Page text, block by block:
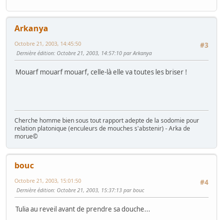
Arkanya
#3
Octobre 21, 2003, 14:45:50
Dernière édition: Octobre 21, 2003, 14:57:10 par Arkanya
Mouarf mouarf mouarf, celle-là elle va toutes les briser !
Cherche homme bien sous tout rapport adepte de la sodomie pour
relation platonique (enculeurs de mouches s'abstenir) - Arka de
morue©
bouc
#4
Octobre 21, 2003, 15:01:50
Dernière édition: Octobre 21, 2003, 15:37:13 par bouc
Tulia au reveil avant de prendre sa douche...